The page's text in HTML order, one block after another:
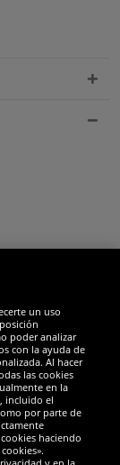
un uso
poder analizar
con la ayuda de
Al hacer
las cookies
en la
incluido el
por parte de
haciendo